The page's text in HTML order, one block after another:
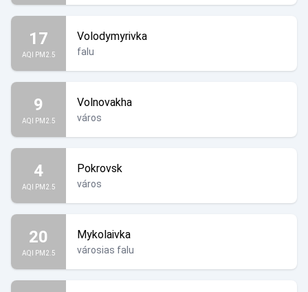
17
AQI PM2.5
Volodymyrivka
falu
9
AQI PM2.5
Volnovakha
város
4
AQI PM2.5
Pokrovsk
város
20
AQI PM2.5
Mykolaivka
városias falu